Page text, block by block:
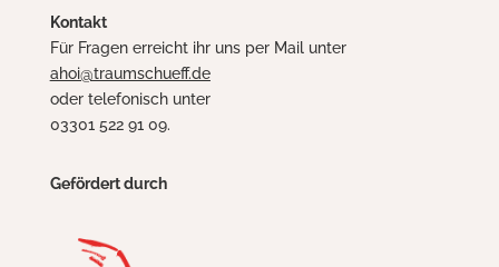
Kontakt
Für Fragen erreicht ihr uns per Mail unter
ahoi@traumschueff.de
oder telefonisch unter
03301 522 91 09.
Gefördert durch